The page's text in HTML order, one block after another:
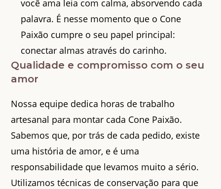
você ama leia com calma, absorvendo cada
palavra. É nesse momento que o Cone
Paixão cumpre o seu papel principal:
conectar almas através do carinho.
Qualidade e compromisso com o seu
amor
Nossa equipe dedica horas de trabalho
artesanal para montar cada Cone Paixão.
Sabemos que, por trás de cada pedido, existe
uma história de amor, e é uma
responsabilidade que levamos muito a sério.
Utilizamos técnicas de conservação para que